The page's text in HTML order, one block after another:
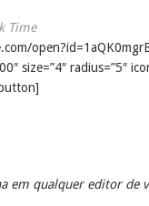
Time
size=”4″ radius=”5″
em qualquer editor de